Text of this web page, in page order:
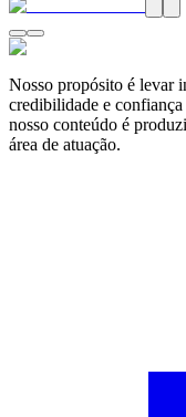
Nosso propósito é levar
credibilidade e
nosso conteúdo é
área de atuação.